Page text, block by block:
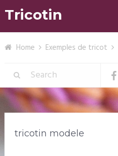
Tricotin
Home Exemples de tricot
tricotin modele